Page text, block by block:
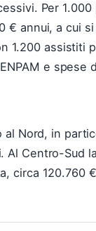
Per
€ annui, a cui
1.200
e spese
Nord, in
Al Centro-Sud
circa 120.760